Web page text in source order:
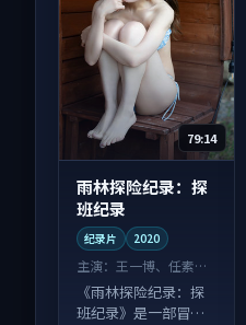
79:14
雨林探险纪录：探
班纪录
纪录片 2020
主演： 王一博、任素汐
等
《雨林探险纪录：探
班纪录》是一部冒险